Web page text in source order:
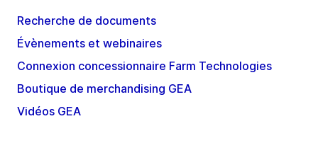
Recherche de documents
Évènements et webinaires
Connexion concessionnaire Farm Technologies
Boutique de merchandising GEA
Vidéos GEA